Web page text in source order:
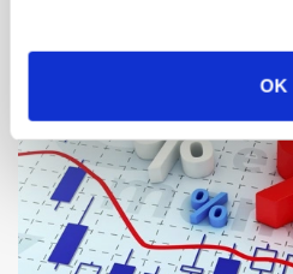
OK
Loading...